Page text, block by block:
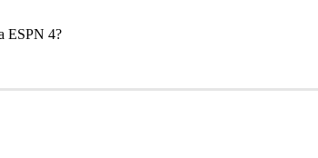
ESPN 4?